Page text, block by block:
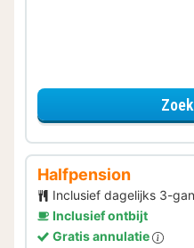
Halfpension
Inclusief dagelijks 3-
Inclusief ontbijt
Gratis annulatie